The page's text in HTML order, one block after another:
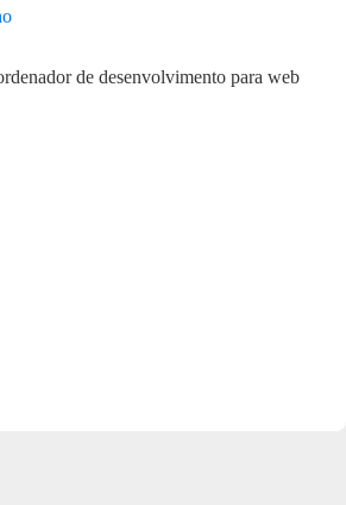
de desenvolvimento para web